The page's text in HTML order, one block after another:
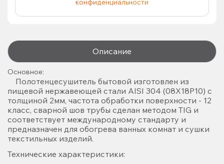
конфиденциальности
Описание
Основное:
Полотенцесушитель бытовой изготовлен из
пищевой нержавеющей стали AISI 304 (08X18P10) с
толщиной 2мм, частота обработки поверхности - 12
класс, сварной шов трубы сделан методом TIG и
соответствует международному стандарту и
предназначен для обогрева ванных комнат и сушки
текстильных изделий.
Технические характеристики: